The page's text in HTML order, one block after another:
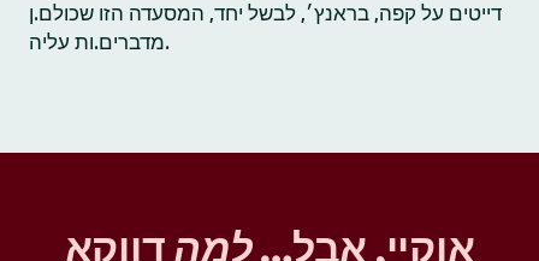
דייטים על קפה, בראנץ׳, לבשל יחד, המסעדה הזו שכולם.ן
מדברים.ות עליה.
אוקיי, אבל…למהדווקא